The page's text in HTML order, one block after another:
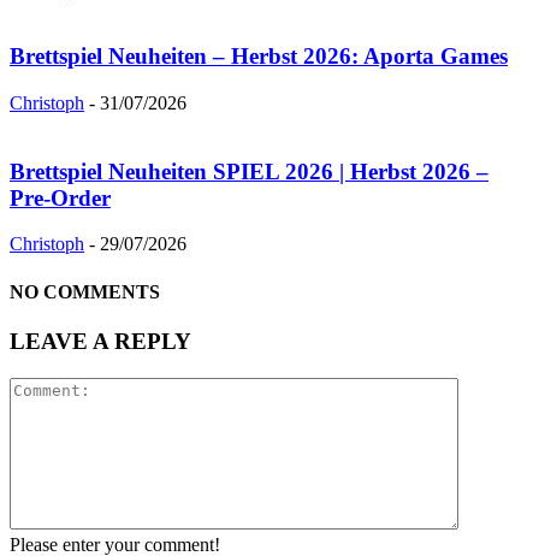
Brettspiel Neuheiten – Herbst 2026: Aporta Games
Christoph - 31/07/2026
Brettspiel Neuheiten SPIEL 2026 | Herbst 2026 –
Pre-Order
Christoph - 29/07/2026
NO COMMENTS
LEAVE A REPLY
Please enter your comment!